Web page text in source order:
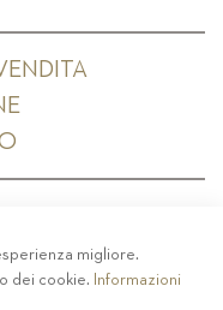
POLICY
migliore.
dei cookie. Informazioni